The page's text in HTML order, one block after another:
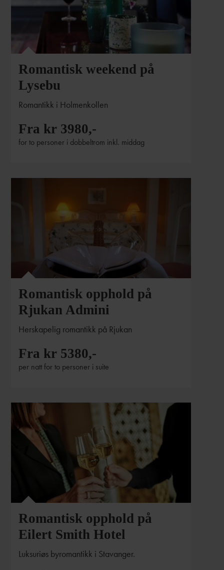
Romantisk weekend på
Lysebu
Romantikk i Holmenkollen
Fra kr 3980,-
for to personer i dobbeltrom inkl. middag
Romantisk opphold på
Rjukan Admini
Herskapelig romantikk på Rjukan
Fra kr 5380,-
per natt for to personer i suite
Romantisk opphold på
Eilert Smith Hotel
Luksuriøs byromantikk i Stavanger.